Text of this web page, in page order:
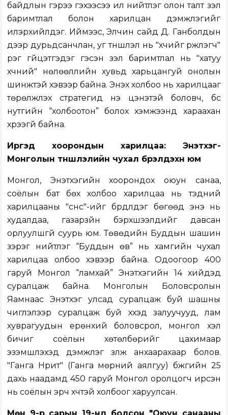
байдлын гэрээ гэхээсээ илүү нийтлэг олон талт үзэл
баримтлал болон харилцан дэмжлэгийг
илэрхийлдэг. Иймээс, Элчин сайд Д. Ганболдын
дээр дурьдсанчлан, уг түншлэл нь "хүчийг үржүүлэгч"
үүрэг гүйцэтгэдэг гэсэн үзэл баримтлал нь "хатуу
хүчний" нөлөөллийн хувьд харьцангуй онолын
шинжтэй хэвээр байна. Энэхүү холбоо нь харилцааг
төрөлжүүлэх стратегид үнэ цэнэтэй боловч, бүс
нутгийн “холбоотон” болох хэмжээнд хараахан
хүрээгүй байна.
Иргэд хоорондын харилцаа: Энэтхэг-
Монголын түншлэлийн чухал бүрэлдэхүүн юм
Монгол, Энэтхэгийн хоорондох оюун санаа,
соёлын бат бөх холбоо харилцаа нь тэдний
харилцааны "сүнс"-ийг бүрдүүлдэг бөгөөд энэ нь
худалдаа, газарзүйн бэрхшээлүүдийг давсан
орлуулшгүй суурь юм. Төвөдийн Буддын шашин
зэрэг нийтлэг “Буддын өв” нь хамгийн чухал
харилцаа олбоо хэвээр байна. Одоогоор 400
гаруй Монгол “ламхай” Энэтхэгийн 14 хийдэд
суралцаж байна. Монголын Боловсролын
Яамнаас Энэтхэг улсад суралцаж буй шашны
чиглэлээр суралцаж буй хүүхэд залуучууд, лам
хуврагуудын ерөнхий боловсрол, монгол хэл
бичиг соёлын хөтөлбөрийг цахимаар
эзэмшүүлэхэд дэмжлэг үзүүлж анхаарахаар болов.
"Ганга Нрит" (Ганга мөрний аялгуу) бүжгийн 25
дахь наадамд 450 гаруй Монгол оролцогч ирсэн
нь соёлын эрч хүчтэй холбоог харуулсан.